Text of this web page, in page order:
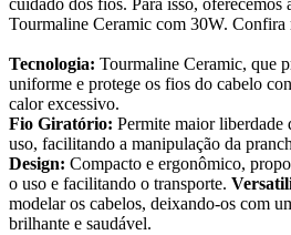
cuidado dos fios. Para isso,
Tourmaline Ceramic com 30W. Confira
Tecnologia: Tourmaline Ceramic, que
uniforme e protege os fios do cabelo
calor excessivo.
Fio Giratório: Permite maior liberdade
uso, facilitando a manipulação da
Design: Compacto e ergonômico,
o uso e facilitando o transporte.
modelar os cabelos, deixando-os com
brilhante e saudável.